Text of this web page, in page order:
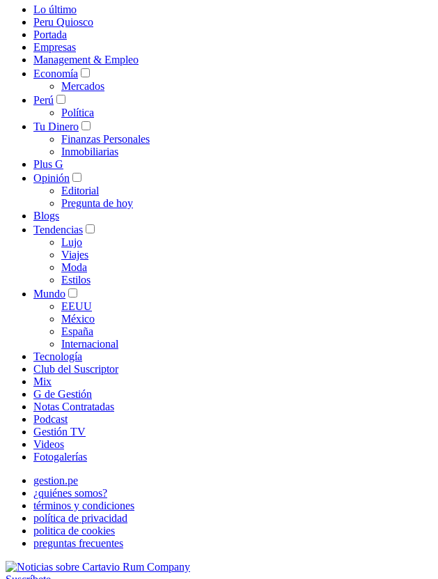
Lo último
Peru Quiosco
Portada
Empresas
Management & Empleo
Economía
Mercados
Perú
Política
Tu Dinero
Finanzas Personales
Inmobiliarias
Plus G
Opinión
Editorial
Pregunta de hoy
Blogs
Tendencias
Lujo
Viajes
Moda
Estilos
Mundo
EEUU
México
España
Internacional
Tecnología
Club del Suscriptor
Mix
G de Gestión
Notas Contratadas
Podcast
Gestión TV
Videos
Fotogalerías
gestion.pe
¿quiénes somos?
términos y condiciones
política de privacidad
politica de cookies
preguntas frecuentes